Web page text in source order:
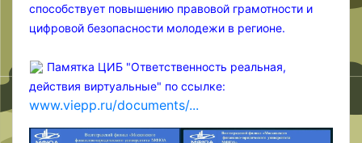
способствует повышению правовой грамотности и
цифровой безопасности молодежи в регионе.
Памятка ЦИБ "Ответственность реальная,
действия виртуальные" по ссылке:
www.viepp.ru/documents/...